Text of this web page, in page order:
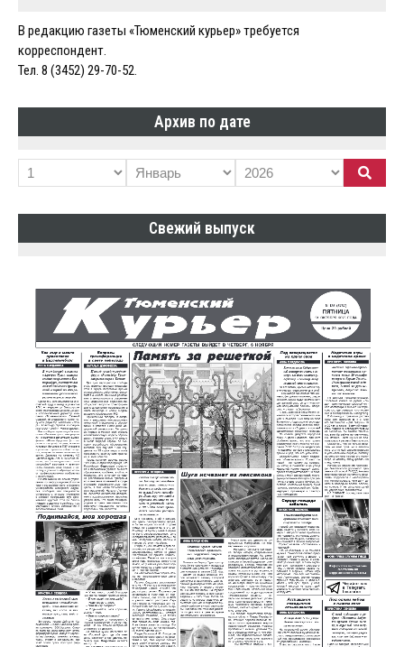
В редакцию газеты «Тюменский курьер» требуется
корреспондент.
Тел. 8 (3452) 29-70-52.
Архив по дате
Свежий выпуск